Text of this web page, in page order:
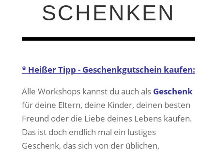
SCHENKEN
* Heißer Tipp - Geschenkgutschein kaufen:
Alle Workshops kannst du auch als Geschenk
für deine Eltern, deine Kinder, deinen besten
Freund oder die Liebe deines Lebens kaufen.
Das ist doch endlich mal ein lustiges
Geschenk, das sich von der üblichen,